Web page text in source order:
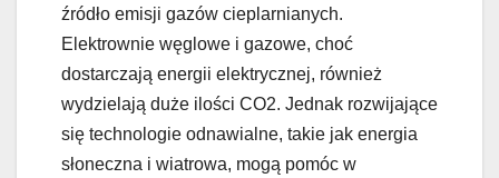
źródło emisji gazów cieplarnianych.
Elektrownie węglowe i gazowe, choć
dostarczają energii elektrycznej, również
wydzielają duże ilości CO2. Jednak rozwijające
się technologie odnawialne, takie jak energia
słoneczna i wiatrowa, mogą pomóc w